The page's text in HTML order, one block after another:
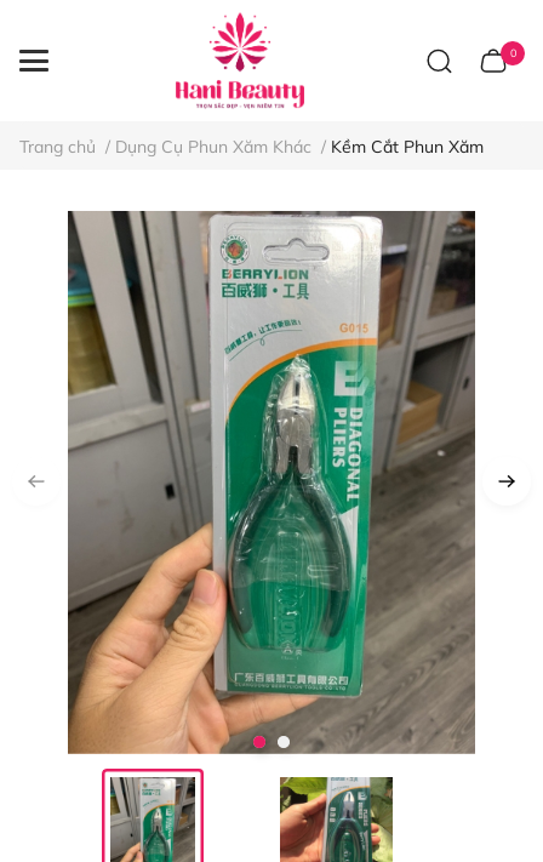
0
Trang chủ / Dụng Cụ Phun Xăm Khác / Kềm Cắt Phun Xăm